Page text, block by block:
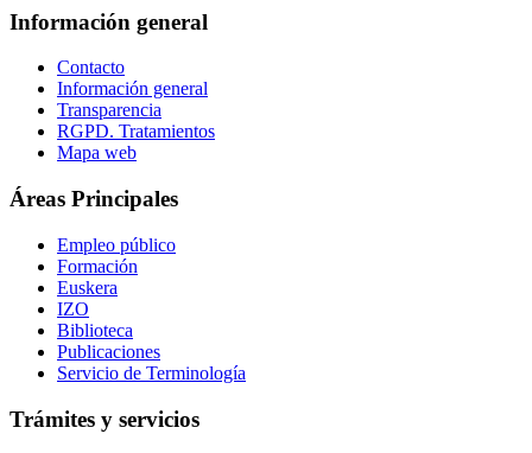
Información general
Contacto
Información general
Transparencia
RGPD. Tratamientos
Mapa web
Áreas Principales
Empleo público
Formación
Euskera
IZO
Biblioteca
Publicaciones
Servicio de Terminología
Trámites y servicios